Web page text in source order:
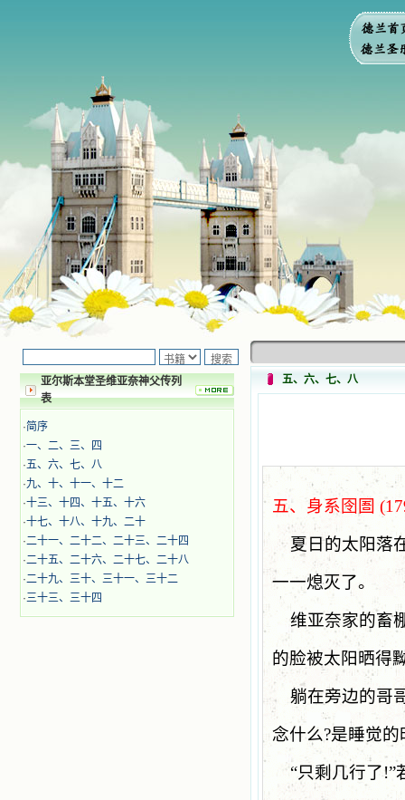
亚尔斯本堂圣维亚奈神父传列
表
·简序
·一、二、三、四
·五、六、七、八
·九、十、十一、十二
·十三、十四、十五、十六
·十七、十八、十九、二十
·二十一、二十二、二十三、二十四
·二十五、二十六、二十七、二十八
·二十九、三十、三十一、三十二
·三十三、三十四
五、六、七、八
五、身系囹圄
夏日的太阳落
一一熄灭了。
维亚奈家的畜
的脸被太阳晒得
躺在旁边的哥
念什么?是睡觉的
“只剩几行了!”